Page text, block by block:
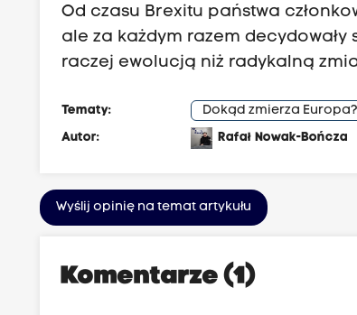
Od czasu Brexitu państwa
ale za każdym razem decydowały
raczej ewolucją niż radykalną
Tematy:
Dokąd zmierza Europa?
Autor:
Rafał Nowak-Bończa
Wyślij opinię na temat artykułu
Komentarze (1)